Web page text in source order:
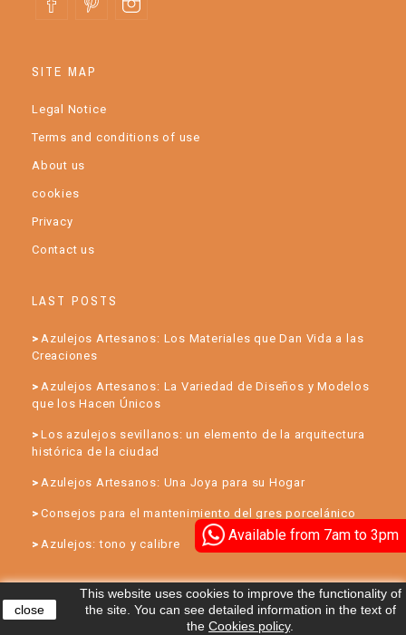
close
This website uses cookies to improve the functionality of
the site. You can see detailed information in the text of
the Cookies policy.
Available from 7am to 3pm
SITE MAP
Legal Notice
Terms and conditions of use
About us
cookies
Privacy
Contact us
LAST POSTS
Azulejos Artesanos: Los Materiales que Dan Vida a las
Creaciones
Azulejos Artesanos: La Variedad de Diseños y Modelos
que los Hacen Únicos
Los azulejos sevillanos: un elemento de la arquitectura
histórica de la ciudad
Azulejos Artesanos: Una Joya para su Hogar
Consejos para el mantenimiento del gres porcelánico
Azulejos: tono y calibre